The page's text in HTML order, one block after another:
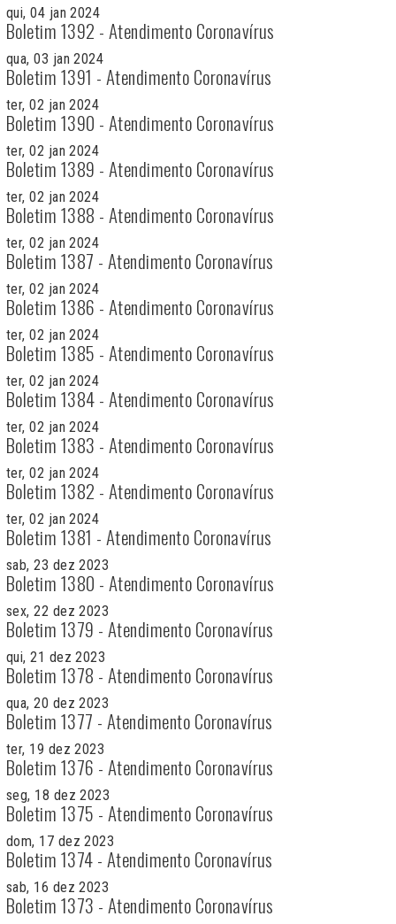
qui, 04 jan 2024
Boletim 1392 - Atendimento Coronavírus
qua, 03 jan 2024
Boletim 1391 - Atendimento Coronavírus
ter, 02 jan 2024
Boletim 1390 - Atendimento Coronavírus
ter, 02 jan 2024
Boletim 1389 - Atendimento Coronavírus
ter, 02 jan 2024
Boletim 1388 - Atendimento Coronavírus
ter, 02 jan 2024
Boletim 1387 - Atendimento Coronavírus
ter, 02 jan 2024
Boletim 1386 - Atendimento Coronavírus
ter, 02 jan 2024
Boletim 1385 - Atendimento Coronavírus
ter, 02 jan 2024
Boletim 1384 - Atendimento Coronavírus
ter, 02 jan 2024
Boletim 1383 - Atendimento Coronavírus
ter, 02 jan 2024
Boletim 1382 - Atendimento Coronavírus
ter, 02 jan 2024
Boletim 1381 - Atendimento Coronavírus
sab, 23 dez 2023
Boletim 1380 - Atendimento Coronavírus
sex, 22 dez 2023
Boletim 1379 - Atendimento Coronavírus
qui, 21 dez 2023
Boletim 1378 - Atendimento Coronavírus
qua, 20 dez 2023
Boletim 1377 - Atendimento Coronavírus
ter, 19 dez 2023
Boletim 1376 - Atendimento Coronavírus
seg, 18 dez 2023
Boletim 1375 - Atendimento Coronavírus
dom, 17 dez 2023
Boletim 1374 - Atendimento Coronavírus
sab, 16 dez 2023
Boletim 1373 - Atendimento Coronavírus